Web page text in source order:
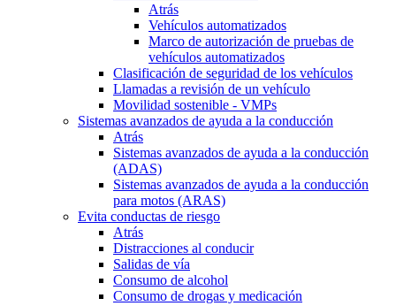
Atrás
Vehículos automatizados
Marco de autorización de pruebas de
vehículos automatizados
Clasificación de seguridad de los vehículos
Llamadas a revisión de un vehículo
Movilidad sostenible - VMPs
Sistemas avanzados de ayuda a la conducción
Atrás
Sistemas avanzados de ayuda a la conducción
(ADAS)
Sistemas avanzados de ayuda a la conducción
para motos (ARAS)
Evita conductas de riesgo
Atrás
Distracciones al conducir
Salidas de vía
Consumo de alcohol
Consumo de drogas y medicación